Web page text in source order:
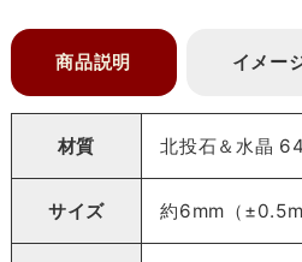
商品説明 イメー
材質 北投石＆水晶
サイズ 約6mm（